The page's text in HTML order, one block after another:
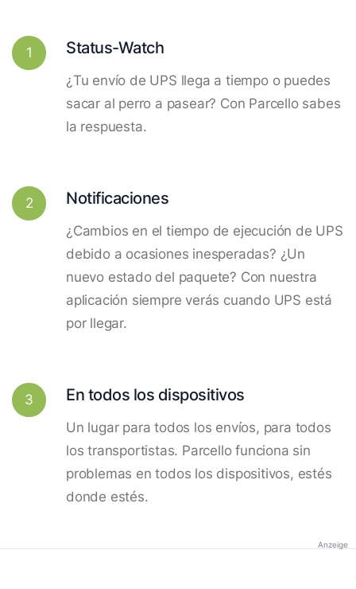
1 Status-Watch
¿Tu envío de UPS llega a tiempo o puedes
sacar al perro a pasear? Con Parcello sabes
la respuesta.
2 Notificaciones
¿Cambios en el tiempo de ejecución de UPS
debido a ocasiones inesperadas? ¿Un
nuevo estado del paquete? Con nuestra
aplicación siempre verás cuando UPS está
por llegar.
3 En todos los dispositivos
Un lugar para todos los envíos, para todos
los transportistas. Parcello funciona sin
problemas en todos los dispositivos, estés
donde estés.
Anzeige